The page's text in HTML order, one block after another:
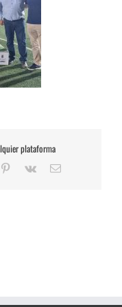
plataforma
Pinterest
Vk
Correo